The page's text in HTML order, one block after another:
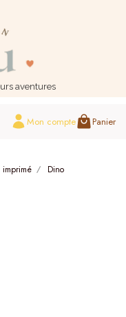
aventures
Mon compte Panier
imprimé Dino